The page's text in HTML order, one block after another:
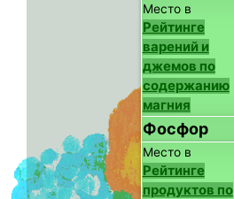
Место в
Рейтинге
варений и
джемов по
содержанию
магния
Фосфор
Место в
Рейтинге
продуктов по